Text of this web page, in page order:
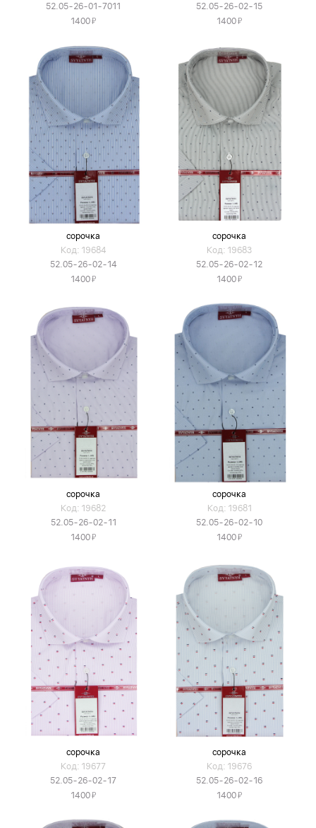
52.05-26-01-7011
1400Я
52.05-26-02-15
1400Я
сорочка
Код: 19684
52.05-26-02-14
1400Я
сорочка
Код: 19683
52.05-26-02-12
1400Я
сорочка
Код: 19682
52.05-26-02-11
1400Я
сорочка
Код: 19681
52.05-26-02-10
1400Я
сорочка
Код: 19677
52.05-26-02-17
1400Я
сорочка
Код: 19676
52.05-26-02-16
1400Я